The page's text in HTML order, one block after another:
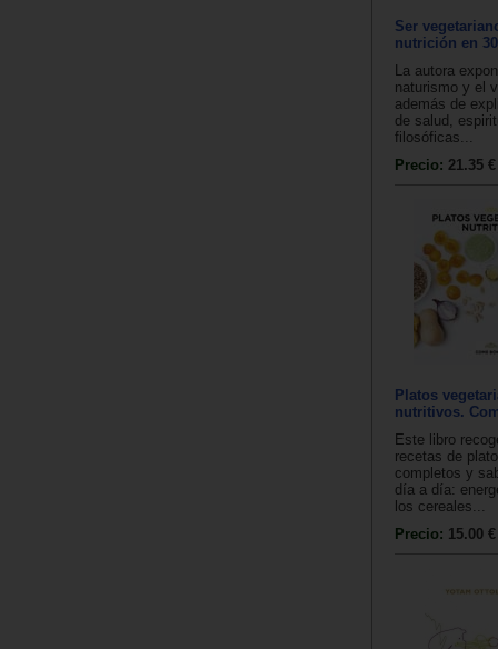
Ser
nutrición en
La autora
naturismo y el
además de
de salud,
filosóficas...
Precio: 21.35 €
Platos
nutritivos.
Este libro
recetas de
completos y
día a día:
los cereales...
Precio: 15.00 €